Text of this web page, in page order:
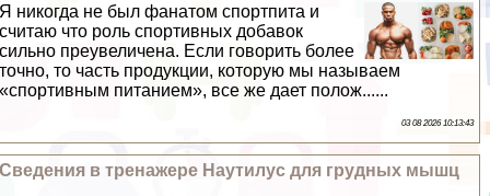
Я никогда не был фанатом спортпита и
считаю что роль спортивных добавок
сильно преувеличена. Если говорить более
точно, то часть продукции, которую мы называем
«спортивным питанием», все же дает полож......
03 08 2026 10:13:43
Сведения в тренажере Наутилус для грудных мышц